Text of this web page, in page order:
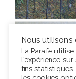
Nous utilisons
La Parafe
l'expérience
fins
les cookies